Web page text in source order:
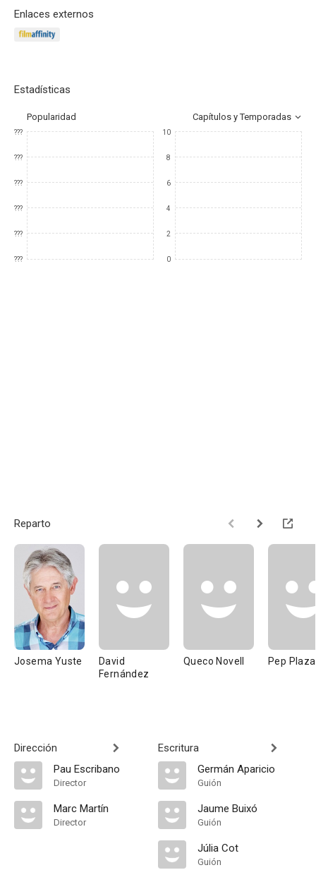
Enlaces externos
Estadísticas
Popularidad Capítulos y Temporadas
???
???
???
???
???
???
10
8
6
4
2
0
Reparto
Josema Yuste
David
Fernández
Queco Novell Pep Plaza
Dirección
Pau Escribano
Director
Marc Martín
Director
Escritura
Germán Aparicio
Guión
Jaume Buixó
Guión
Júlia Cot
Guión